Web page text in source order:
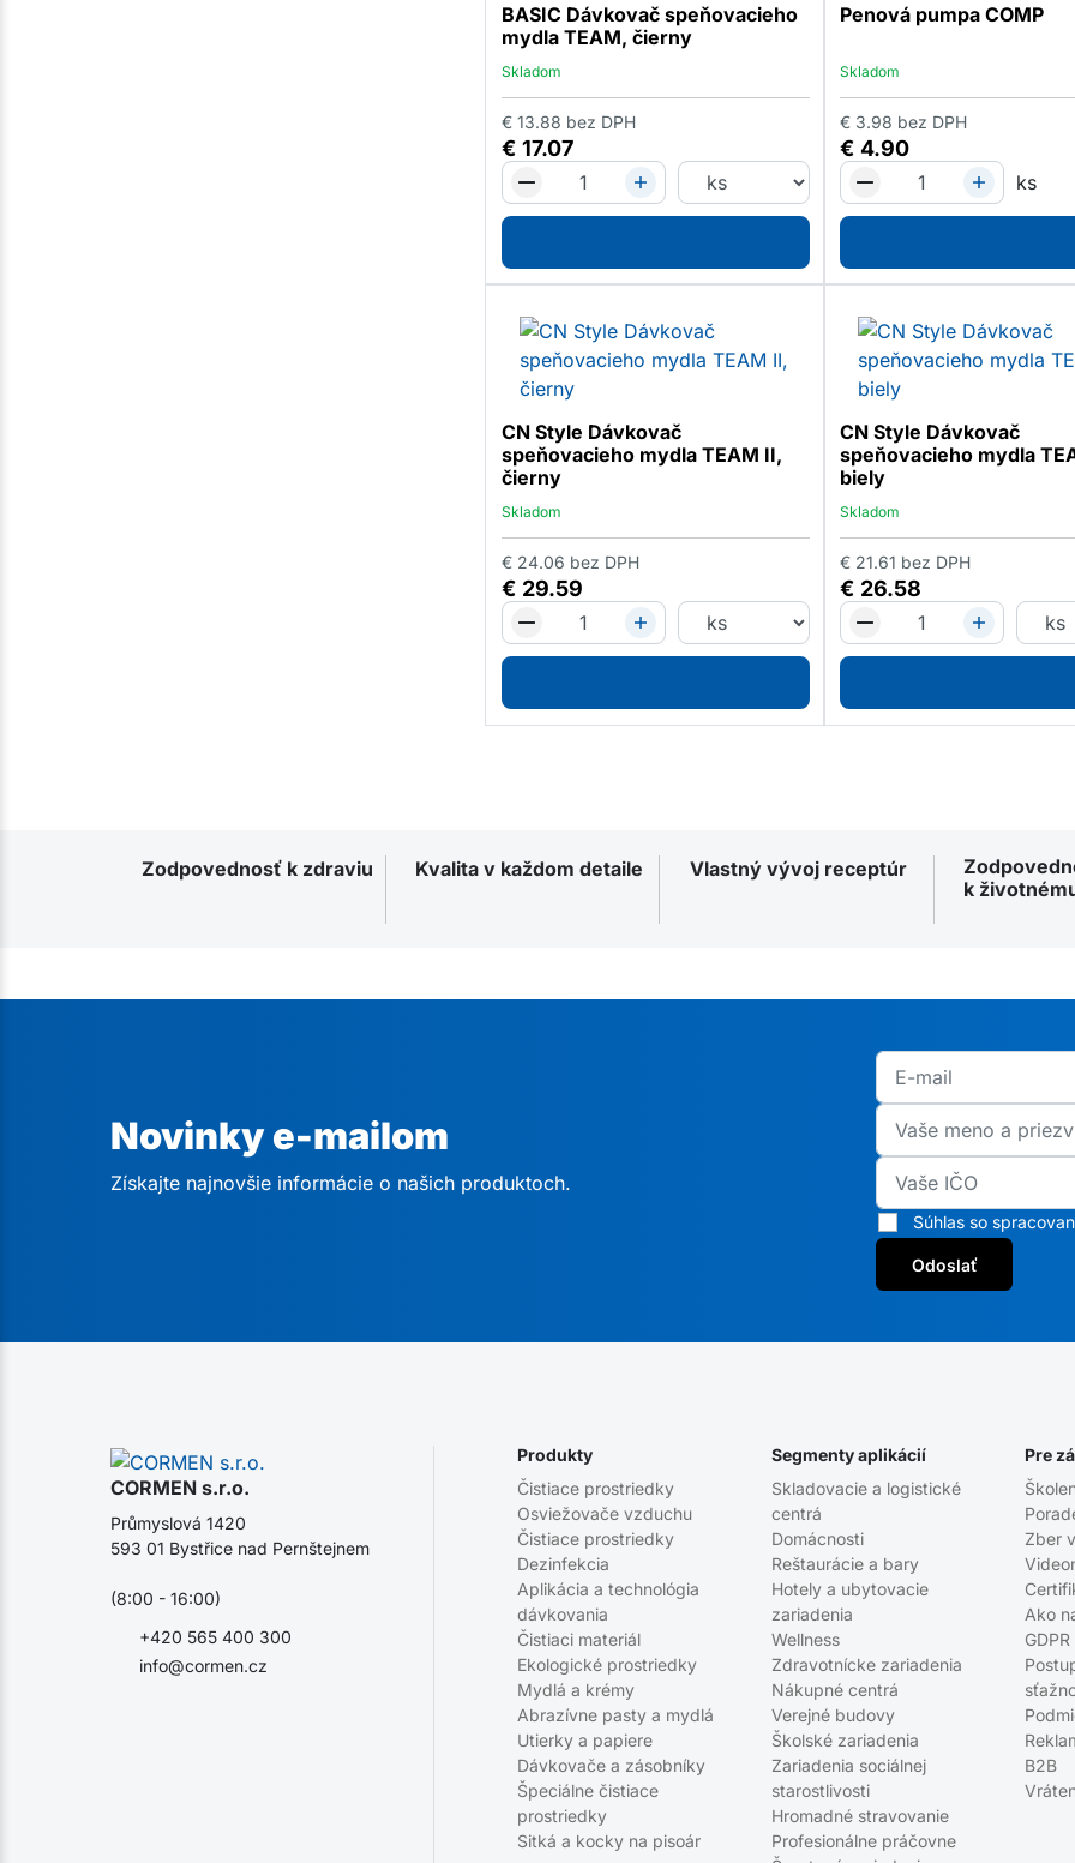
BASIC Dávkovač speňovacieho
mydla TEAM, čierny
Skladom
€ 17.07
€ 13.88 bez DPH
Penová pumpa COMP
Skladom
€ 4.90
€ 3.98 bez DPH
ks
CN Style Dávkovač
speňovacieho mydla TEAM II,
čierny
Skladom
€ 29.59
€ 24.06 bez DPH
CN Style Dávkovač
speňovacieho mydla
biely
Skladom
€ 26.58
€ 21.61 bez DPH
Zodpovednosť k zdraviu Kvalita v každom detaile Vlastný vývoj receptúr
k
Novinky e-mailom
Získajte najnovšie informácie o našich produktoch.
Súhlas so
Odoslať
CORMEN s.r.o.
info@cormen.cz
+420 565 400 300
Průmyslová 1420
593 01 Bystřice nad Pernštejnem
(8:00 - 16:00)
Produkty
Čistiace prostriedky
Osviežovače vzduchu
Čistiace prostriedky
Dezinfekcia
Aplikácia a technológia
dávkovania
Čistiaci materiál
Ekologické prostriedky
Mydlá a krémy
Abrazívne pasty a mydlá
Utierky a papiere
Dávkovače a zásobníky
Špeciálne čistiace
prostriedky
Sitká a kocky na pisoár
Segmenty aplikácií
Skladovacie a logistické
centrá
Domácnosti
Reštaurácie a bary
Hotely a ubytovacie
zariadenia
Wellness
Zdravotnícke zariadenia
Nákupné centrá
Verejné budovy
Školské zariadenia
Zariadenia sociálnej
starostlivosti
Hromadné stravovanie
Profesionálne práčovne
Pre
Zber
Ako
GDPR
B2B